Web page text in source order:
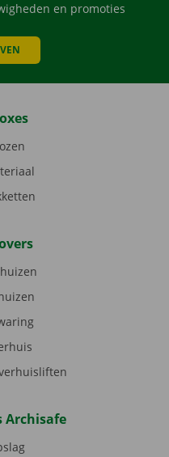
en promoties
Archisafe